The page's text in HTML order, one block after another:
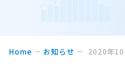
Home お知らせ 2020年10